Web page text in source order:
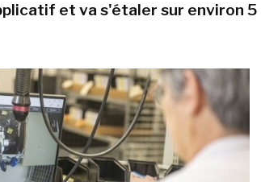
et va s'étaler sur environ 5